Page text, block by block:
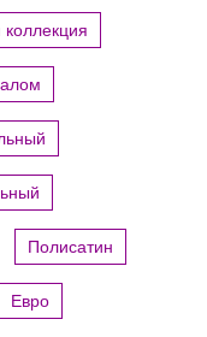
Полисатин
Евро